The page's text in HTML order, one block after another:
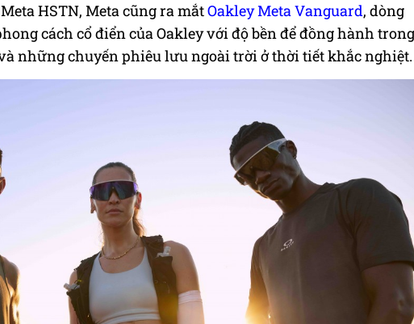
HSTN, Meta cũng ra mắtOakley Meta Vanguard, dòng
cách cổ điển của Oakley với độ bền để đồng hành trong
những chuyến phiêu lưu ngoài trời ở thời tiết khắc nghiệt.